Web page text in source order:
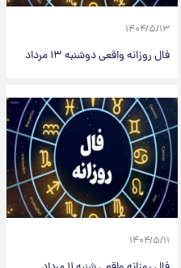
۱۴۰۴/۵/۱۳
فال روزانه واقعی دوشنبه ۱۳ مرداد
۱۴۰۴/۵/۱۱